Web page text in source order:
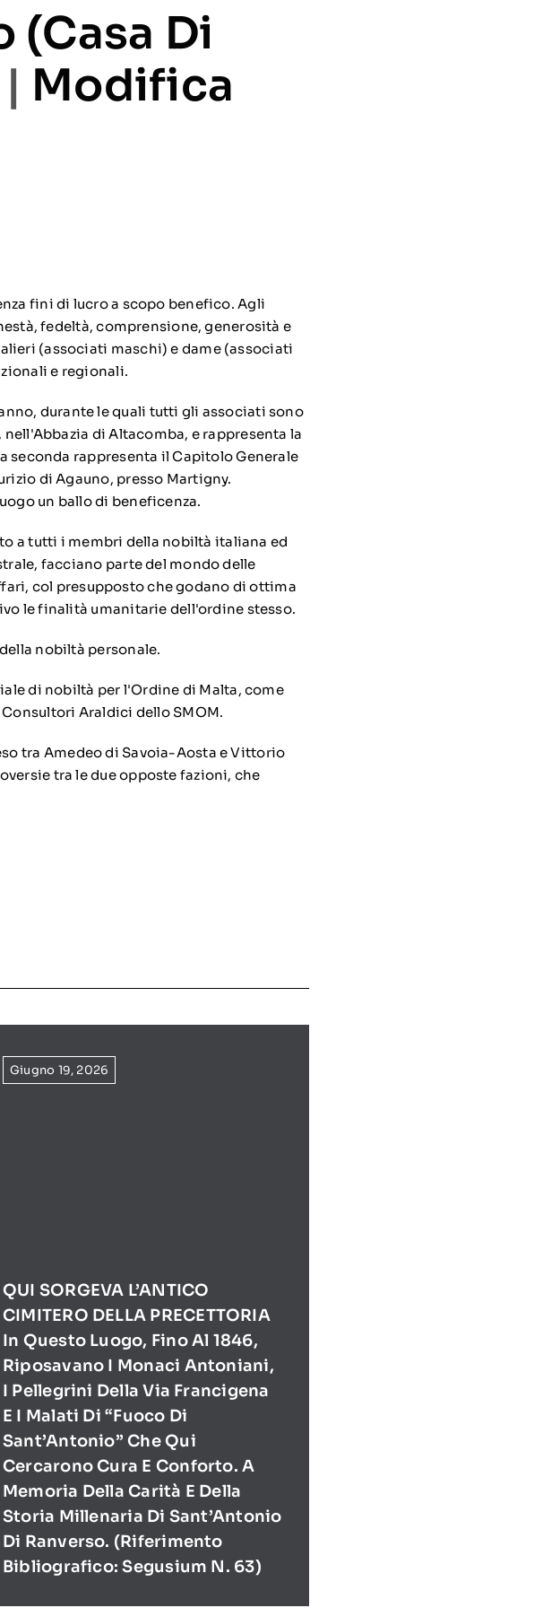
(Casa Di
| Modifica
fini di lucro a scopo benefico. Agli
fedeltà, comprensione, generosità e
(associati maschi) e dame (associati
e regionali.
durante le quali tutti gli associati sono
nell'Abbazia di Altacomba, e rappresenta la
seconda rappresenta il Capitolo Generale
di Agauno, presso Martigny.
un ballo di beneficenza.
a tutti i membri della nobiltà italiana ed
facciano parte del mondo delle
col presupposto che godano di ottima
le finalità umanitarie dell'ordine stesso.
nobiltà personale.
di nobiltà per l'Ordine di Malta, come
Araldici dello SMOM.
tra Amedeo di Savoia-Aosta eVittorio
tra le due opposte fazioni, che
Giugno 19, 2026
QUI SORGEVA L’ANTICO
CIMITERO DELLA PRECETTORIA
In Questo Luogo, Fino Al 1846,
Riposavano I Monaci Antoniani,
I Pellegrini Della Via Francigena
E I Malati Di “Fuoco Di
Sant’Antonio” Che Qui
Cercarono Cura E Conforto. A
Memoria Della Carità E Della
Storia Millenaria Di Sant’Antonio
Di Ranverso. (Riferimento
Bibliografico: Segusium N. 63)